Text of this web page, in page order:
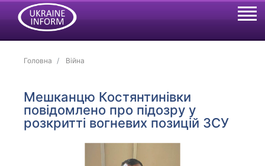
Головна Війна
Мешканцю Костянтинівки
повідомлено про підозру у
розкритті вогневих позицій ЗСУ